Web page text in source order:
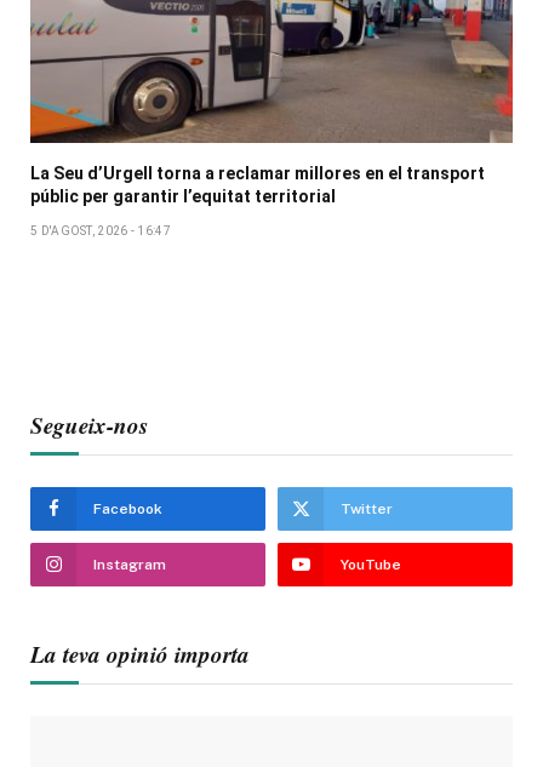
La Seu d’Urgell torna a reclamar millores en el transport
públic per garantir l’equitat territorial
5 D'AGOST, 2026 - 16:47
Segueix-nos
Facebook Twitter
Instagram YouTube
La teva opinió importa